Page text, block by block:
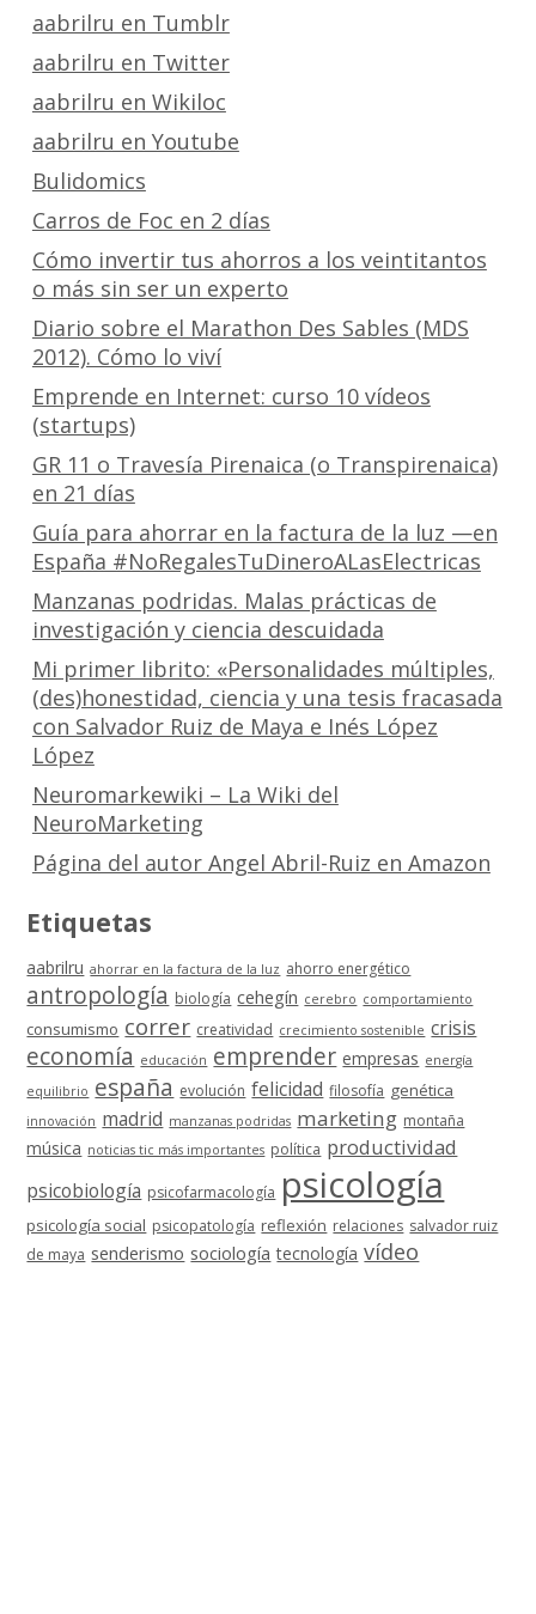
aabrilru en Tumblr
aabrilru en Twitter
aabrilru en Wikiloc
aabrilru en Youtube
Bulidomics
Carros de Foc en 2 días
Cómo invertir tus ahorros a los veintitantos
o más sin ser un experto
Diario sobre el Marathon Des Sables (MDS
2012). Cómo lo viví
Emprende en Internet: curso 10 vídeos
(startups)
GR 11 o Travesía Pirenaica (o Transpirenaica)
en 21 días
Guía para ahorrar en la factura de la luz —en
España #NoRegalesTuDineroALasElectricas
Manzanas podridas. Malas prácticas de
investigación y ciencia descuidada
Mi primer librito: «Personalidades múltiples,
(des)honestidad, ciencia y una tesis fracasada
con Salvador Ruiz de Maya e Inés López
López
Neuromarkewiki – La Wiki del
NeuroMarketing
Página del autor Angel Abril-Ruiz en Amazon
Etiquetas
aabrilru ahorrar en la factura de la luz ahorro energético
antropología biología cehegín cerebro comportamiento
consumismo correr creatividad crecimiento sostenible crisis
economía educación emprender empresas energía
equilibrio españa evolución felicidad filosofía genética
innovación madrid manzanas podridas marketing montaña
música noticias tic más importantes política productividad
psicobiología psicofarmacología psicología
psicología social psicopatología reflexión relaciones salvador ruiz
de maya senderismo sociología tecnología vídeo